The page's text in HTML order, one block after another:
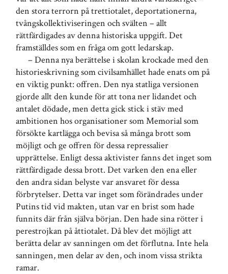
den stora terrorn på trettiotalet, deportationerna,
tvångskollektiviseringen och svälten – allt
rättfärdigades av denna historiska uppgift. Det
framställdes som en fråga om gott ledarskap.
– Denna nya berättelse i skolan krockade med den
historieskrivning som civilsamhället hade enats om på
en viktig punkt: offren. Den nya statliga versionen
gjorde allt den kunde för att tona ner lidandet och
antalet dödade, men detta gick stick i stäv med
ambitionen hos organisationer som Memorial som
försökte kartlägga och bevisa så många brott som
möjligt och ge offren för dessa repressalier
upprättelse. Enligt dessa aktivister fanns det inget som
rättfärdigade dessa brott. Det varken den ena eller
den andra sidan belyste var ansvaret för dessa
förbrytelser. Detta var inget som förändrades under
Putins tid vid makten, utan var en brist som hade
funnits där från själva början. Den hade sina rötter i
perestrojkan på åttiotalet. Då blev det möjligt att
berätta delar av sanningen om det förflutna. Inte hela
sanningen, men delar av den, och inom vissa strikta
ramar.